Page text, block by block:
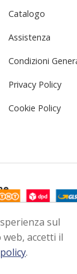
Catalogo
Assistenza
Condizioni
Privacy Policy
Cookie Policy
sul
accetti il
.